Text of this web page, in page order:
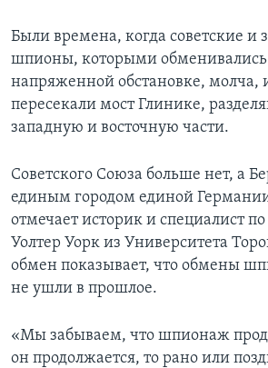
СОЦИАЛЬНЫЕ СЕТИ
Были времена, когда советские и
шпионы, которыми обменивались
напряженной обстановке, молча,
пересекали мост Глинике,
западную и восточную части.
Советского Союза больше нет, а
единым городом единой
отмечает историк и специалист
Уолтер Уорк из Университета
обмен показывает, что обмены
не ушли в прошлое.
«Мы забываем, что шпионаж
он продолжается, то рано или